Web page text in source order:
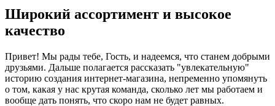
Широкий ассортимент и высокое
качество
Привет! Мы рады тебе, Гость, и надеемся, что станем добрыми
друзьями. Дальше полагается рассказать "увлекательную"
историю создания интернет-магазина, непременно упомянуть
о том, какая у нас крутая команда, сколько лет мы работаем и
вообще дать понять, что скоро нам не будет равных.